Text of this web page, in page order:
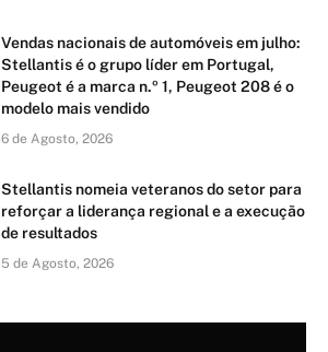
Vendas nacionais de automóveis em julho:
Stellantis é o grupo líder em Portugal,
Peugeot é a marca n.º 1, Peugeot 208 é o
modelo mais vendido
6 de Agosto, 2026
Stellantis nomeia veteranos do setor para
reforçar a liderança regional e a execução
de resultados
5 de Agosto, 2026